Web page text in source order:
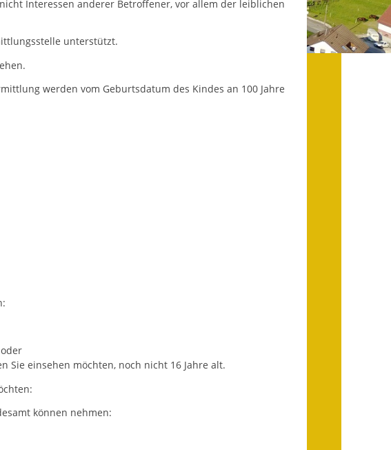
Interessen anderer Betroffener, vor allem der leiblichen
unterstützt.
werden vom Geburtsdatum des Kindes an 100 Jahre
Sie einsehen möchten, noch nicht 16 Jahre alt.
können nehmen: